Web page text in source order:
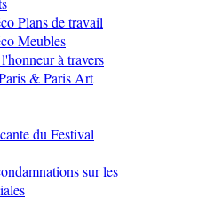
Plans de travail
Meubles
à travers
& Paris Art
du Festival
sur les